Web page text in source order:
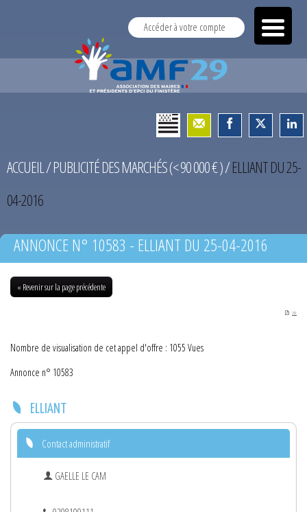
Accéder à votre compte
ACCUEIL/PUBLICITÉ DES MARCHÉS (< 90 000 € )/ELLIANT DU 25-
04-2016
ANNONCE N° 10583 - ELLIANT DU 25-04-2016
« Revenir sur la page précédente
PDF
Nombre de visualisation de cet appel d'offre : 1055 Vues
Annonce n° 10583
ELLIANT
Contact administratif
GAELLE LE CAM